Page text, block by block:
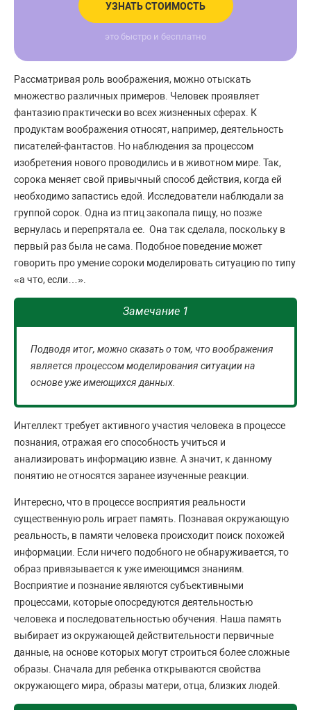
УЗНАТЬ СТОИМОСТЬ
это быстро и бесплатно
Рассматривая роль воображения, можно отыскать
множество различных примеров. Человек проявляет
фантазию практически во всех жизненных сферах. К
продуктам воображения относят, например, деятельность
писателей-фантастов. Но наблюдения за процессом
изобретения нового проводились и в животном мире. Так,
сорока меняет свой привычный способ действия, когда ей
необходимо запастись едой. Исследователи наблюдали за
группой сорок. Одна из птиц закопала пищу, но позже
вернулась и перепрятала ее. Она так сделала, поскольку в
первый раз была не сама. Подобное поведение может
говорить про умение сороки моделировать ситуацию по типу
«а что, если…».
Замечание 1
Подводя итог, можно сказать о том, что воображения
является процессом моделирования ситуации на
основе уже имеющихся данных.
Интеллект требует активного участия человека в процессе
познания, отражая его способность учиться и
анализировать информацию извне. А значит, к данному
понятию не относятся заранее изученные реакции.
Интересно, что в процессе восприятия реальности
существенную роль играет память. Познавая окружающую
реальность, в памяти человека происходит поиск похожей
информации. Если ничего подобного не обнаруживается, то
образ привязывается к уже имеющимся знаниям.
Восприятие и познание являются субъективными
процессами, которые опосредуются деятельностью
человека и последовательностью обучения. Наша память
выбирает из окружающей действительности первичные
данные, на основе которых могут строиться более сложные
образы. Сначала для ребенка открываются свойства
окружающего мира, образы матери, отца, близких людей.